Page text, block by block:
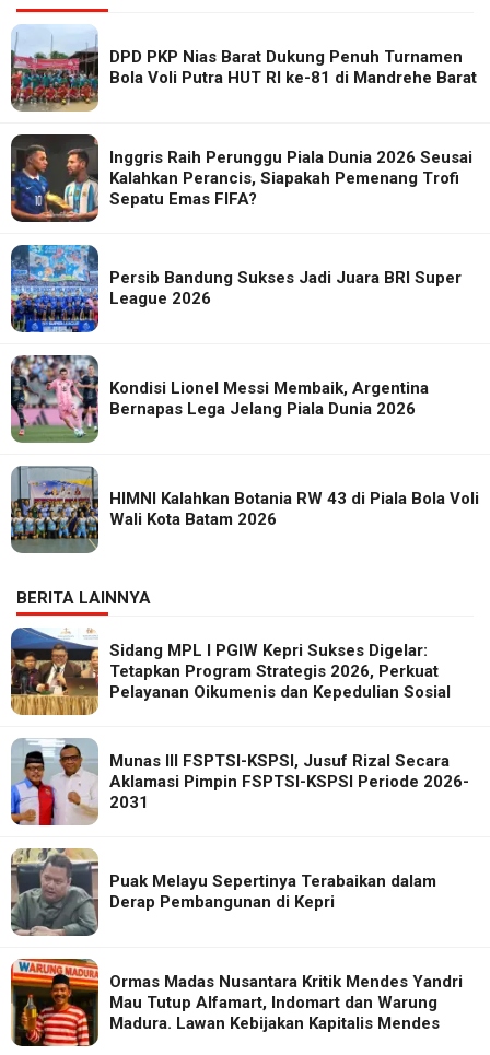
DPD PKP Nias Barat Dukung Penuh Turnamen
Bola Voli Putra HUT RI ke-81 di Mandrehe Barat
Inggris Raih Perunggu Piala Dunia 2026 Seusai
Kalahkan Perancis, Siapakah Pemenang Trofi
Sepatu Emas FIFA?
Persib Bandung Sukses Jadi Juara BRI Super
League 2026
Kondisi Lionel Messi Membaik, Argentina
Bernapas Lega Jelang Piala Dunia 2026
HIMNI Kalahkan Botania RW 43 di Piala Bola Voli
Wali Kota Batam 2026
BERITA LAINNYA
Sidang MPL I PGIW Kepri Sukses Digelar:
Tetapkan Program Strategis 2026, Perkuat
Pelayanan Oikumenis dan Kepedulian Sosial
Munas III FSPTSI-KSPSI, Jusuf Rizal Secara
Aklamasi Pimpin FSPTSI-KSPSI Periode 2026-
2031
Puak Melayu Sepertinya Terabaikan dalam
Derap Pembangunan di Kepri
Ormas Madas Nusantara Kritik Mendes Yandri
Mau Tutup Alfamart, Indomart dan Warung
Madura. Lawan Kebijakan Kapitalis Mendes